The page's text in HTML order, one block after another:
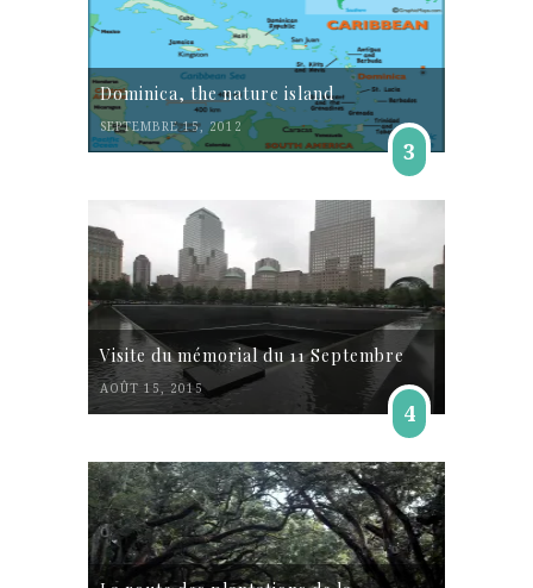
Dominica, the nature island
SEPTEMBRE 15, 2012
3
Visite du mémorial du 11 Septembre
AOÛT 15, 2015
4